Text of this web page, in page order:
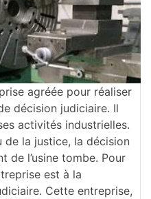
agréée pour réaliser
décision judiciaire. Il
activités industrielles.
de la justice, la décision
de l’usine tombe. Pour
est à la
Cette entreprise,